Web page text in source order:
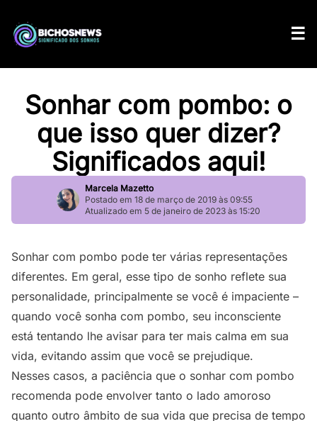
Sonhar com pombo: o
que isso quer dizer?
Significados aqui!
Marcela Mazetto
Postado em 18 de março de 2019 às 09:55
Atualizado em 5 de janeiro de 2023 às 15:20
Sonhar com pombo pode ter várias representações
diferentes. Em geral, esse tipo de sonho reflete sua
personalidade, principalmente se você é impaciente –
quando você sonha com pombo, seu inconsciente
está tentando lhe avisar para ter mais calma em sua
vida, evitando assim que você se prejudique.
Nesses casos, a paciência que o sonhar com pombo
recomenda pode envolver tanto o lado amoroso
quanto outro âmbito de sua vida que precisa de tempo